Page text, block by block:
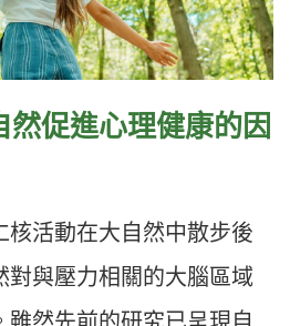
然促進心理健康的因
核活動在大自然中散步後
對與壓力相關的大腦區域